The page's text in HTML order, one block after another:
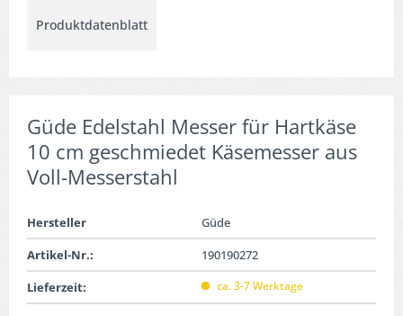
Produktdatenblatt
Güde Edelstahl Messer für Hartkäse
10 cm geschmiedet Käsemesser aus
Voll-Messerstahl
Hersteller
Güde
Artikel-Nr.:
190190272
Lieferzeit:
ca. 3-7 Werktage